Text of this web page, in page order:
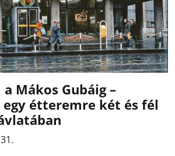
Mákos Gubáig –
étteremre két és fél